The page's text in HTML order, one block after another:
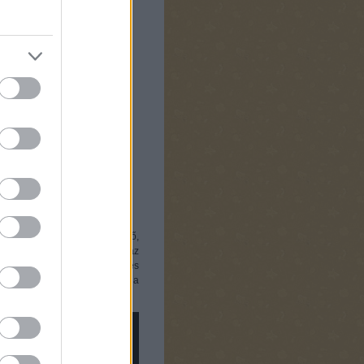
és ahogy telt az idő,
albumukkal érték el az
mondanivalóval, és
rendszeresen meg is tesz a